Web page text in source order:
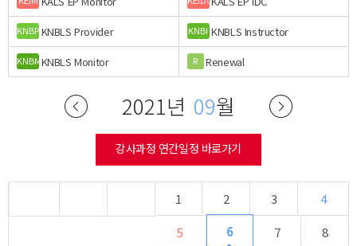
KNBPKNBLS Provider KNBI KNBLS Instructor
KNBMKNBLS Monitor R Renewal
2021년 09월
강사과정 연간일정 바로가기
1 2 3
4
5
6 7
8